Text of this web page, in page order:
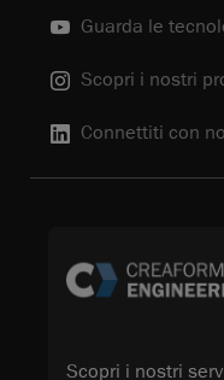
Guarda le
Scopri i nostri
Connettiti con
Scopri i nostri